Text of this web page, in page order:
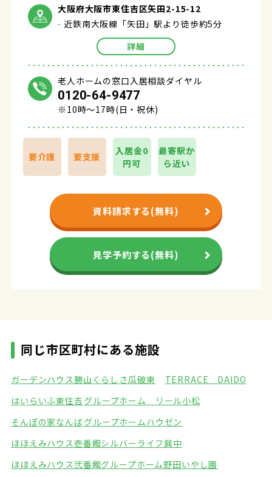
大阪府大阪市東住吉区矢田2-15-12
近鉄南大阪線「矢田」駅より徒歩約5分
詳細
老人ホームの窓口入居相談ダイヤル
0120-64-9477
※10時～17時(日・祝休)
要介護 要支援
入居金0
円可
最寄駅か
ら近い
資料請求する(無料)
見学予約する(無料)
同じ市区町村にある施設
ガーデンハウス勝山 くらしさ瓜破東
TERRACE DAIDO
はいらいふ東住吉 グループホーム リール小松
そんぽの家なんばグループホームハウゼン
ほほえみハウス壱番館シルバーライフ巽中
ほほえみハウス弐番館グループホーム野田いやし園